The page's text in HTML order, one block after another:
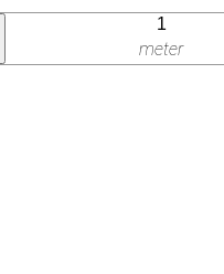
meter